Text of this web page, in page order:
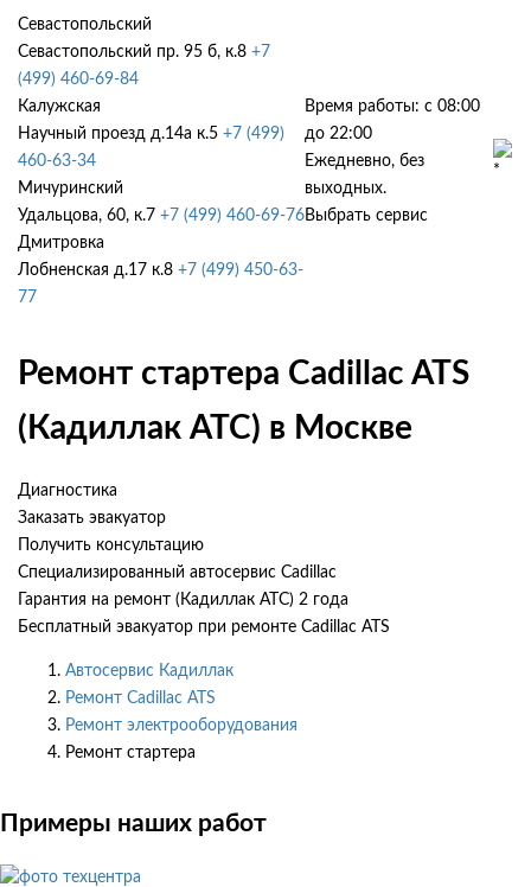
Севастопольский
Севастопольский пр. 95 б, к.8 +7
(499) 460-69-84
Калужская
Научный проезд д.14а к.5 +7 (499)
460-63-34
Мичуринский
Удальцова, 60, к.7 +7 (499) 460-69-76
Дмитровка
Лобненская д.17 к.8 +7 (499) 450-63-
77
Время работы: с 08:00
до 22:00
Ежедневно, без
выходных.
Выбрать сервис
Ремонт стартера Cadillac ATS
(Кадиллак АТС) в Москве
Диагностика
Заказать эвакуатор
Получить консультацию
Специализированный автосервис Cadillac
Гарантия на ремонт (Кадиллак АТС) 2 года
Бесплатный эвакуатор при ремонте Cadillac ATS
Автосервис Кадиллак
Ремонт Cadillac ATS
Ремонт электрооборудования
Ремонт стартера
Примеры наших работ